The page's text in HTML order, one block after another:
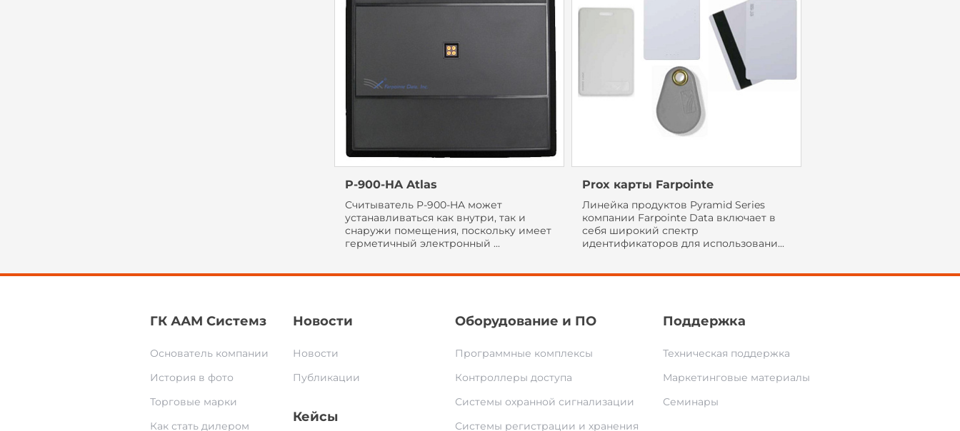
P-900-HA Atlas
Считыватель P-900-HA может
устанавливаться как внутри, так и
снаружи помещения, поскольку имеет
герметичный электронный ...
Prox карты Farpointe
Линейка продуктов Pyramid Series
компании Farpointe Data включает в
себя широкий спектр
идентификаторов для использовани...
ГК ААМ Системз
Основатель компании
История в фото
Торговые марки
Как стать дилером
Новости
Новости
Публикации
Кейсы
Оборудование и ПО
Программные комплексы
Контроллеры доступа
Системы охранной сигнализации
Системы регистрации и хранения
Поддержка
Техническая поддержка
Маркетинговые материалы
Семинары